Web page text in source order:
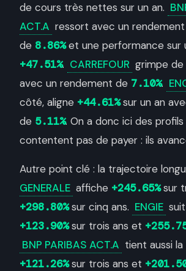
de cours très nettes sur un an.
ACT.A ressort avec un
de 8.86%et une performance sur
+47.51%. CARREFOUR grimpe de
avec un rendement de 7.10%.
côté, aligne +44.61%sur un an
de 5.11%. On a donc ici des
contentent pas de payer : ils
Autre point clé : la trajectoire
GENERALE affiche +245.65%sur
+298.80%sur cinq ans. ENGIE
+123.90%sur trois ans et
BNP PARIBAS ACT.A tient aussi
+121.26%sur trois ans et